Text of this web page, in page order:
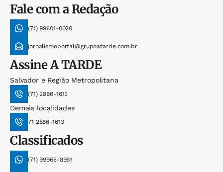
Fale com a Redação
(71) 99601-0020
jornalismoportal@grupoatarde.com.br
AssineA TARDE
Salvador e Região Metropolitana
(71) 2886-1613
Demais localidades
71 2886-1613
Classificados
(71) 99965-8961